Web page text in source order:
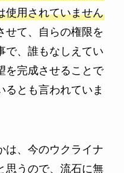
使用されていません
せて、自らの権限を
で、誰もなしえてい
を完成させることで
るとも言われていま
は、今のウクライナ
思うので、流石に無